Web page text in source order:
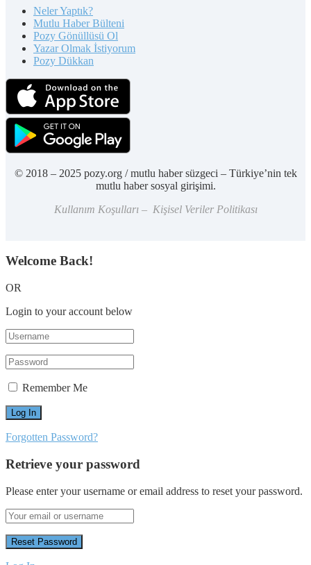
Neler Yaptık?
Mutlu Haber Bülteni
Pozy Gönüllüsü Ol
Yazar Olmak İstiyorum
Pozy Dükkan
© 2018 – 2025 pozy.org / mutlu haber süzgeci – Türkiye’nin tek
mutlu haber sosyal girişimi.
Kullanım Koşulları – Kişisel Veriler Politikası
Welcome Back!
OR
Login to your account below
Remember Me
Forgotten Password?
Retrieve your password
Please enter your username or email address to reset your password.